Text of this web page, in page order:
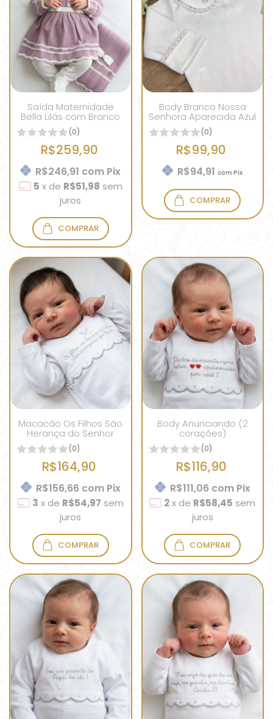
Saída Maternidade
Bella Lilás com Branco
(0)
R$259,90
R$246,91 com Pix
5 x de R$51,98 sem
juros
COMPRAR
Body Branco Nossa
Senhora Aparecida Azul
(0)
R$99,90
R$94,91com Pix
COMPRAR
Macacão Os Filhos São
Herança do Senhor
(0)
R$164,90
R$156,66 com Pix
3 x de R$54,97 sem
juros
COMPRAR
Body Anunciando (2
corações)
(0)
R$116,90
R$111,06 com Pix
2 x de R$58,45 sem
juros
COMPRAR